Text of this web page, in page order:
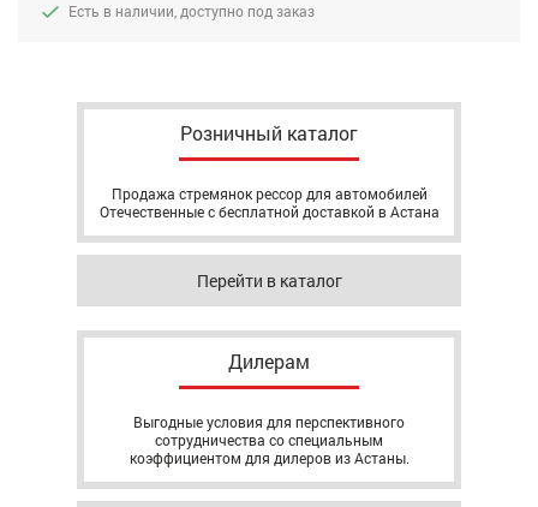
Есть в наличии, доступно под заказ
Розничный каталог
Продажа стремянок рессор для автомобилей
Отечественные с бесплатной доставкой в Астана
Перейти в каталог
Дилерам
Выгодные условия для перспективного
сотрудничества со специальным
коэффициентом для дилеров из Астаны.